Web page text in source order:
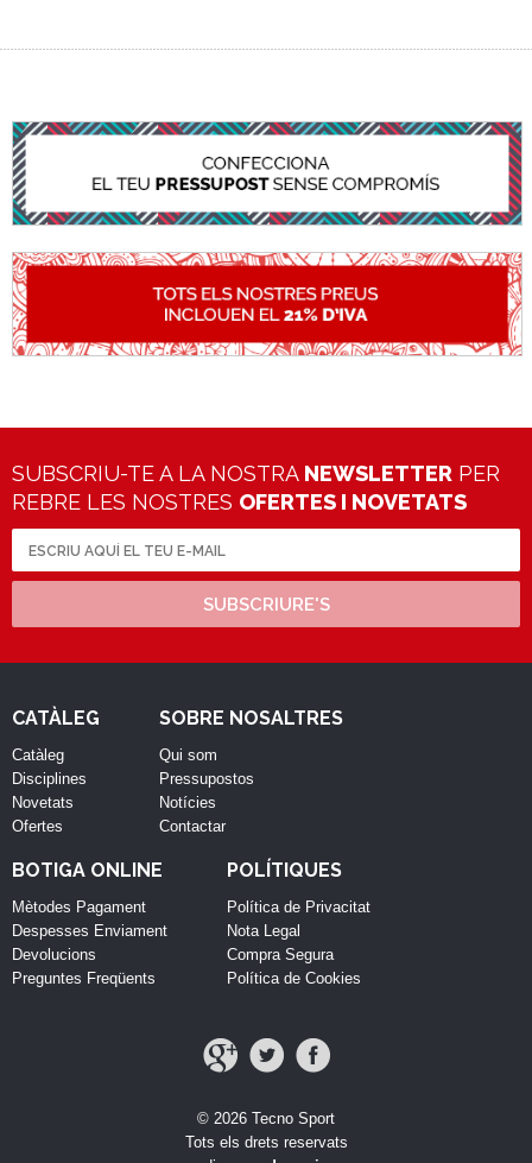
SUBSCRIU-TE A LA NOSTRA NEWSLETTER PER
REBRE LES NOSTRES OFERTES I NOVETATS
SUBSCRIURE'S
CATÀLEG
Catàleg
Disciplines
Novetats
Ofertes
SOBRE NOSALTRES
Qui som
Pressupostos
Notícies
Contactar
BOTIGA ONLINE
Mètodes Pagament
Despesses Enviament
Devolucions
Preguntes Freqüents
POLÍTIQUES
Política de Privacitat
Nota Legal
Compra Segura
Política de Cookies
© 2026 Tecno Sport
Tots els drets reservats